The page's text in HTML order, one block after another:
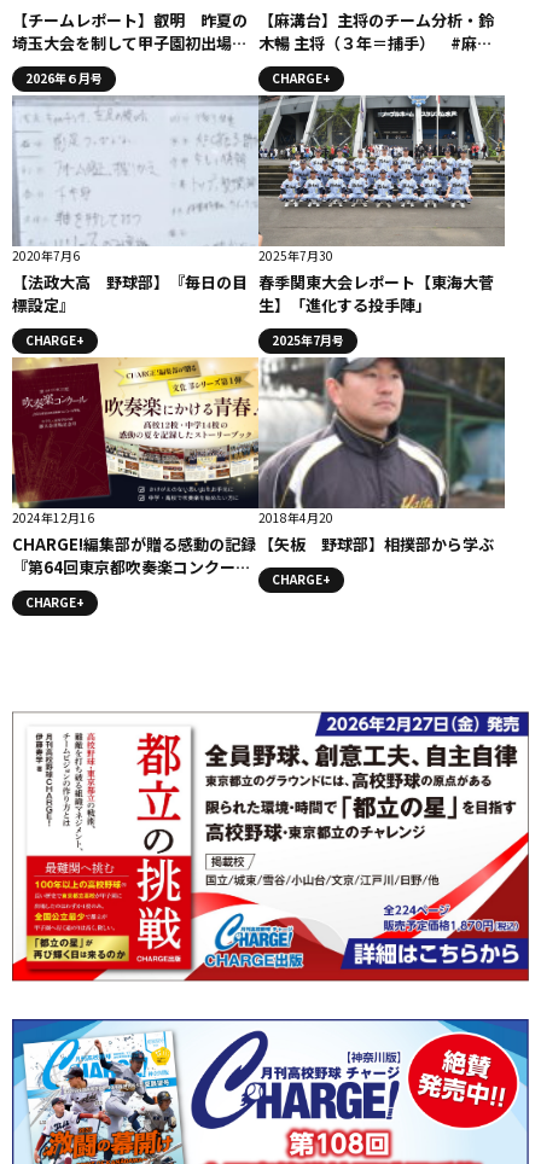
【チームレポート】叡明 昨夏の
埼玉大会を制して甲子園初出場。
野球を通じた人間教育で勝利を目
指す2026年６月号
【麻溝台】主将のチーム分析・鈴
木暢 主将（３年＝捕手） #麻溝
台
CHARGE+
2020年7月6
【法政大高 野球部】『毎日の目
標設定』
CHARGE+
2025年7月30
春季関東大会レポート【東海大菅
生】「進化する投手陣」
2025年7月号
2024年12月16
CHARGE!編集部が贈る感動の記録
『第64回東京都吹奏楽コンクール
都大会出場記念号』発行のお知ら
せCHARGE+
2018年4月20
【矢板 野球部】相撲部から学ぶ
CHARGE+